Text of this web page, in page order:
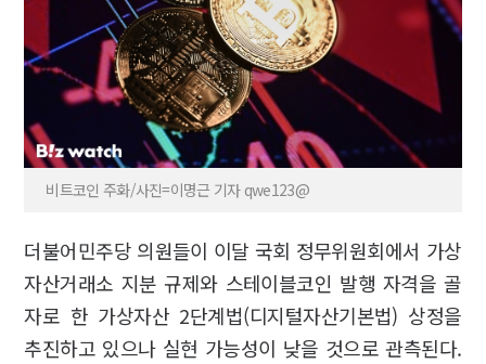
비트코인 주화/사진=이명근 기자 qwe123@
더불어민주당 의원들이 이달 국회 정무위원회에서 가상
자산거래소 지분 규제와 스테이블코인 발행 자격을 골
자로 한 가상자산 2단계법(디지털자산기본법) 상정을
추진하고 있으나 실현 가능성이 낮을 것으로 관측된다.